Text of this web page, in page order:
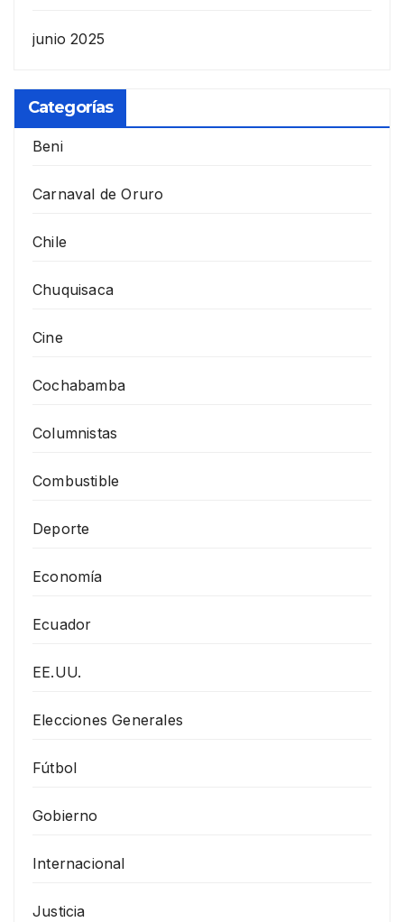
junio 2025
Categorías
Beni
Carnaval de Oruro
Chile
Chuquisaca
Cine
Cochabamba
Columnistas
Combustible
Deporte
Economía
Ecuador
EE.UU.
Elecciones Generales
Fútbol
Gobierno
Internacional
Justicia